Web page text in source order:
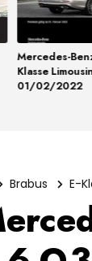
Mercedes-
Klasse
01/02/2022
Brabus E-